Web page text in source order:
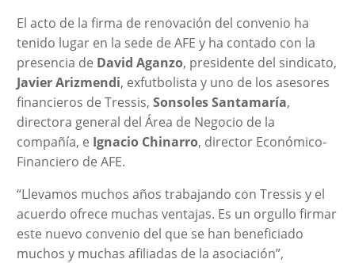
El acto de la firma de renovación del convenio ha
tenido lugar en la sede de AFE y ha contado con la
presencia de David Aganzo, presidente del sindicato,
Javier Arizmendi, exfutbolista y uno de los asesores
financieros de Tressis, Sonsoles Santamaría,
directora general del Área de Negocio de la
compañía, e Ignacio Chinarro, director Económico-
Financiero de AFE.
“Llevamos muchos años trabajando con Tressis y el
acuerdo ofrece muchas ventajas. Es un orgullo firmar
este nuevo convenio del que se han beneficiado
muchos y muchas afiliadas de la asociación”,